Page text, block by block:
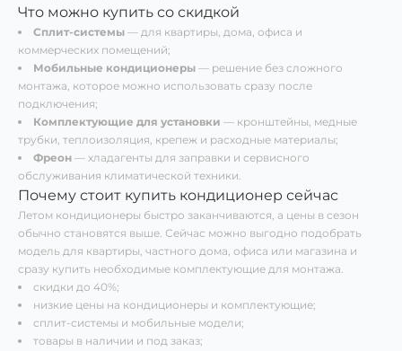
Что можно купить со скидкой
Сплит-системы — для квартиры, дома, офиса и
коммерческих помещений;
Мобильные кондиционеры — решение без сложного
монтажа, которое можно использовать сразу после
подключения;
Комплектующие для установки — кронштейны, медные
трубки, теплоизоляция, крепеж и расходные материалы;
Фреон — хладагенты для заправки и сервисного
обслуживания климатической техники.
Почему стоит купить кондиционер сейчас
Летом кондиционеры быстро заканчиваются, а цены в сезон
обычно становятся выше. Сейчас можно выгодно подобрать
модель для квартиры, частного дома, офиса или магазина и
сразу купить необходимые комплектующие для монтажа.
скидки до 40%;
низкие цены на кондиционеры и комплектующие;
сплит-системы и мобильные модели;
товары в наличии и под заказ;